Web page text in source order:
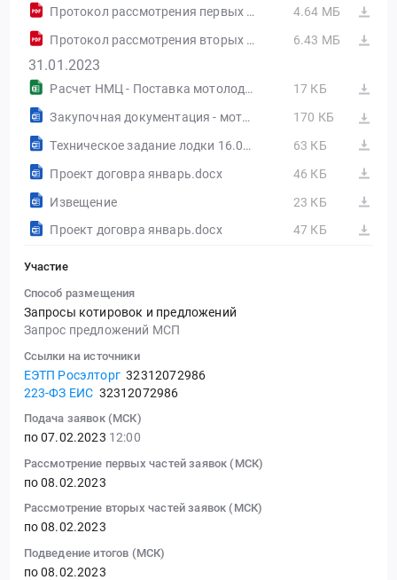
Протокол рассмотрения первых частей заявок
4.64 МБ
Протокол рассмотрения вторых частей заявок
6.43 МБ
31.01.2023
Расчет НМЦ - Поставка мотолодок.xlsx
17 КБ
Закупочная документация - мотолодки.docx
170 КБ
Техническое задание лодки 16.01.2023.doc
63 КБ
Проект договра январь.docx
46 КБ
Извещение
23 КБ
Проект договра январь.docx
47 КБ
Участие
Способ размещения
Запросы котировок и предложений
Запрос предложений МСП
Ссылки на источники
ЕЭТП Росэлторг 32312072986
223-ФЗ ЕИС 32312072986
Подача заявок (МСК)
по 07.02.2023 12:00
Рассмотрение первых частей заявок (МСК)
по 08.02.2023
Рассмотрение вторых частей заявок (МСК)
по 08.02.2023
Подведение итогов (МСК)
по 08.02.2023